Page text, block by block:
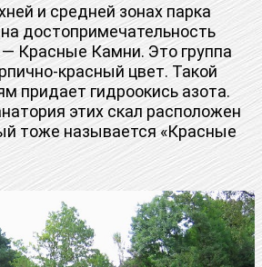
и средней зонах парка
достопримечательность
— Красные Камни. Это группа
красный цвет. Такой
придает гидроокись азота.
этих скал расположен
тоже называется «Красные